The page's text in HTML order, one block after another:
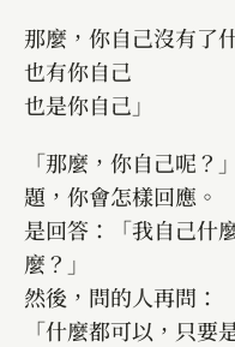
那麼，你自己沒有了
也有你自己
也是你自己」
「那麼，你自己呢
題，你會怎樣回應。
是回答：「我自己什
麼？」
然後，問的人再問：
「什麼都可以，只要